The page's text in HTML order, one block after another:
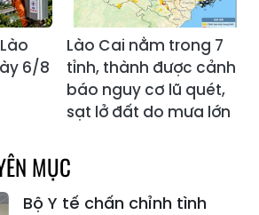
6/8
Lào Cai nằm trong 7
tỉnh, thành được cảnh
báo nguy cơ lũ quét,
sạt lở đất do mưa lớn
MỤC
Bộ Y tế chấn chỉnh tình